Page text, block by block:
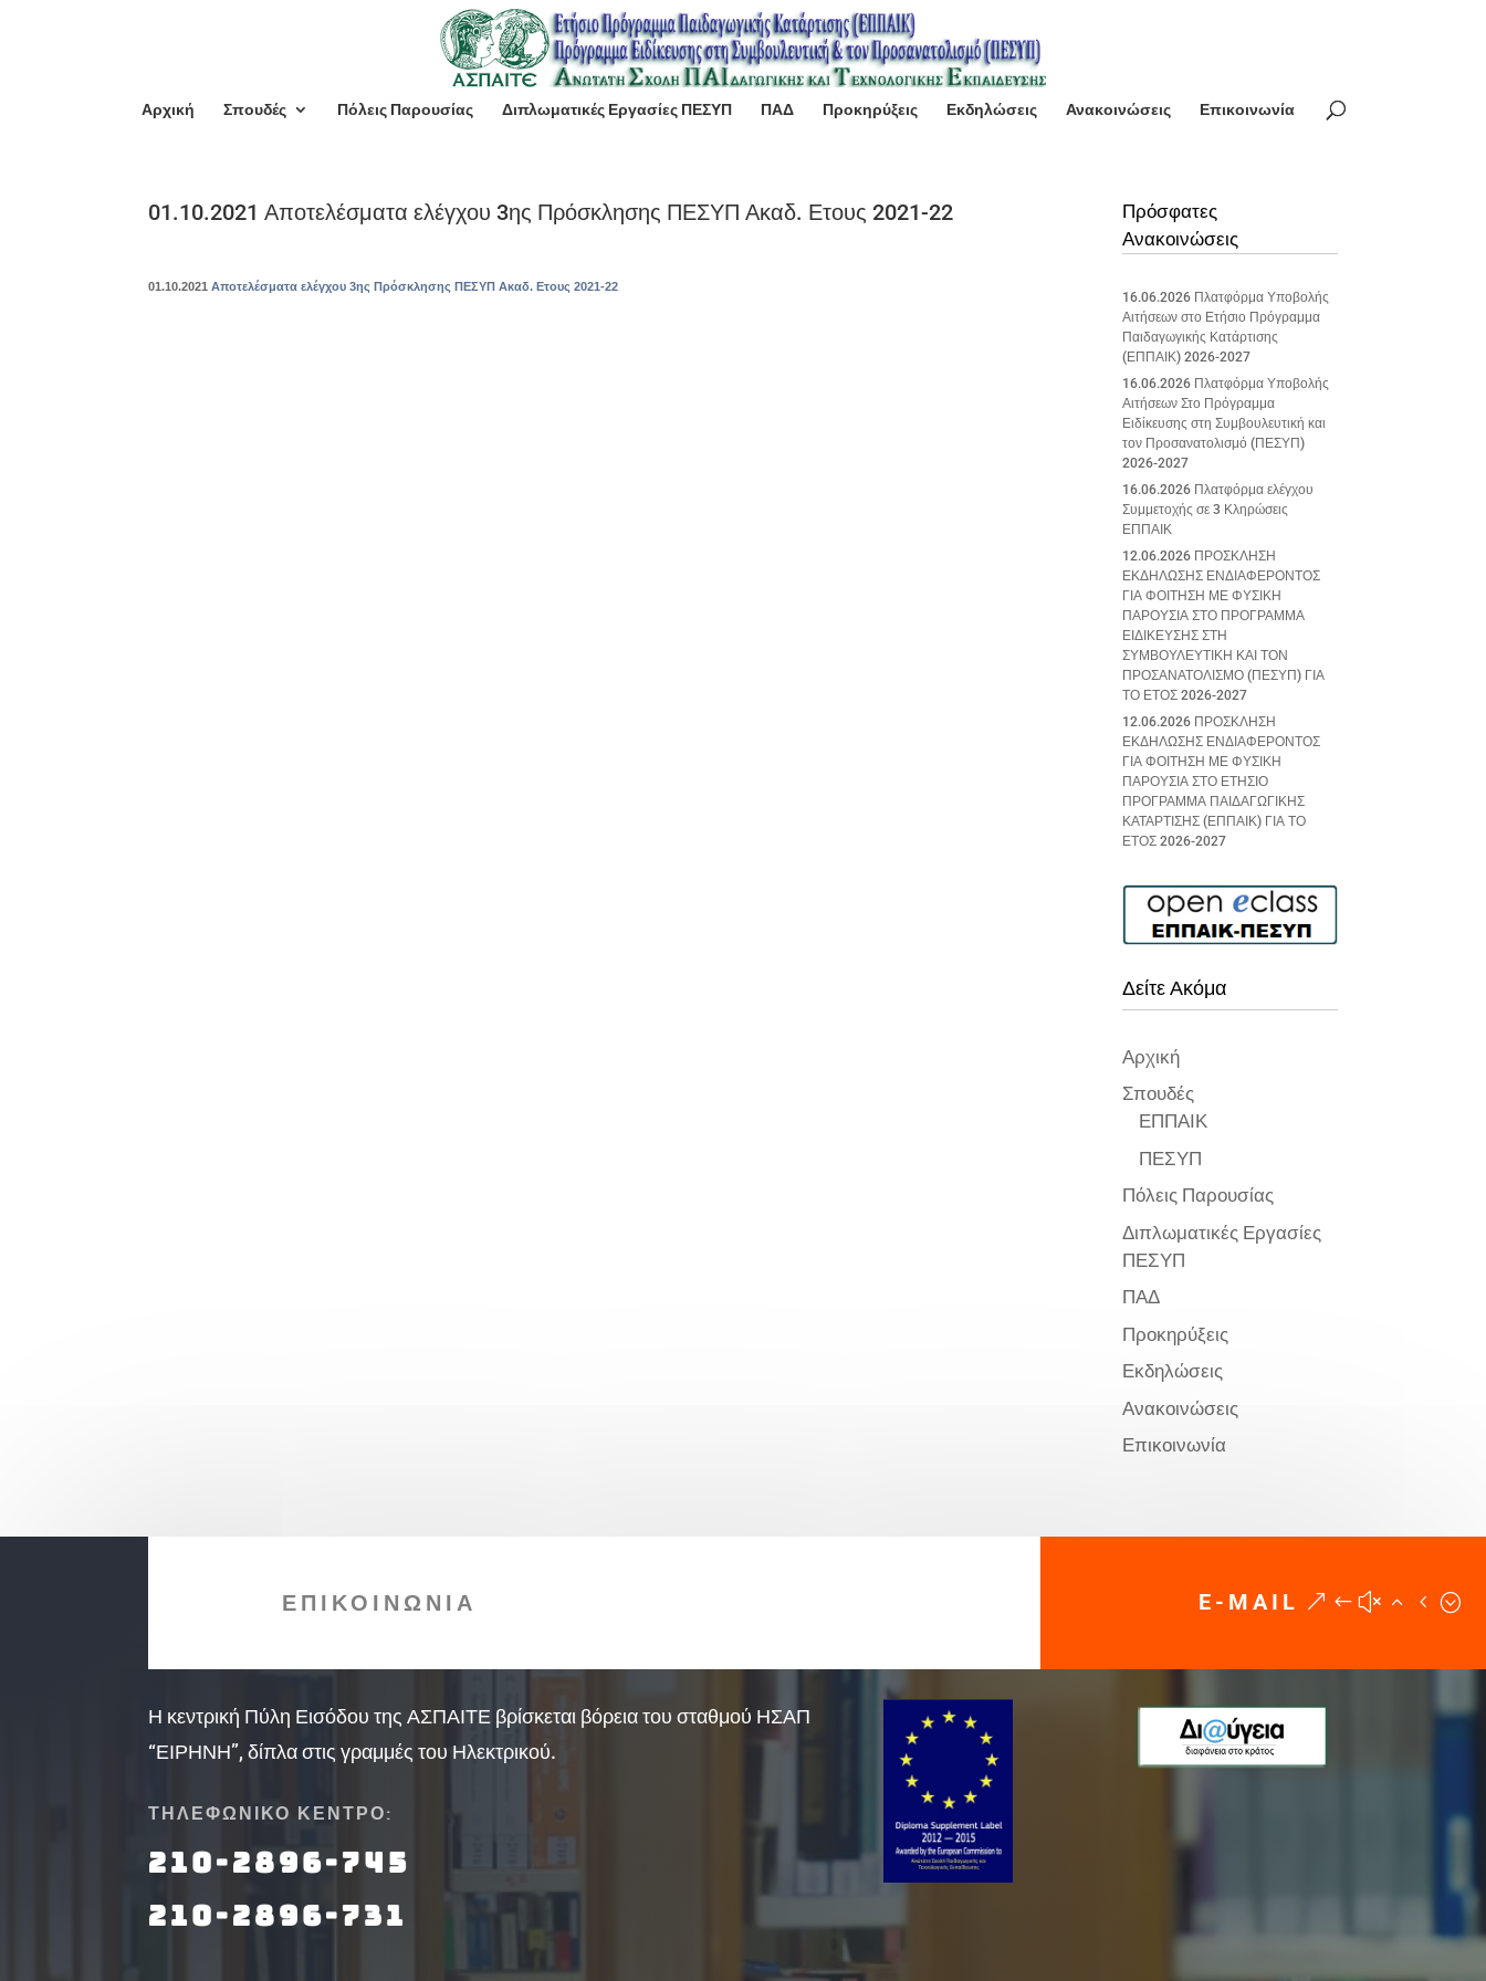
Αρχική Σπουδές Πόλεις Παρουσίας Διπλωματικές Εργασίες ΠΕΣΥΠ ΠΑΔ Προκηρύξεις Εκδηλώσεις Ανακοινώσεις Επικοινωνία
01.10.2021 Αποτελέσματα ελέγχου 3ης Πρόσκλησης ΠΕΣΥΠ Ακαδ. Ετους 2021-22
01.10.2021 Αποτελέσματα ελέγχου 3ης Πρόσκλησης ΠΕΣΥΠ Ακαδ. Ετους 2021-22
Πρόσφατες
Ανακοινώσεις
16.06.2026 Πλατφόρμα Υποβολής
Αιτήσεων στο Ετήσιο Πρόγραμμα
Παιδαγωγικής Κατάρτισης
(ΕΠΠΑΙΚ) 2026-2027
16.06.2026 Πλατφόρμα Υποβολής
Αιτήσεων Στο Πρόγραμμα
Ειδίκευσης στη Συμβουλευτική και
τον Προσανατολισμό (ΠΕΣΥΠ)
2026-2027
16.06.2026 Πλατφόρμα ελέγχου
Συμμετοχής σε 3 Κληρώσεις
ΕΠΠΑΙΚ
12.06.2026 ΠΡΟΣΚΛΗΣΗ
ΕΚΔΗΛΩΣΗΣ ΕΝΔΙΑΦΕΡΟΝΤΟΣ
ΓΙΑ ΦΟΙΤΗΣΗ ΜΕ ΦΥΣΙΚΗ
ΠΑΡΟΥΣΙΑ ΣΤΟ ΠΡΟΓΡΑΜΜΑ
ΕΙΔΙΚΕΥΣΗΣ ΣΤΗ
ΣΥΜΒΟΥΛΕΥΤΙΚΗ ΚΑΙ ΤΟΝ
ΠΡΟΣΑΝΑΤΟΛΙΣΜΟ (ΠΕΣΥΠ) ΓΙΑ
ΤΟ ΕΤΟΣ 2026-2027
12.06.2026 ΠΡΟΣΚΛΗΣΗ
ΕΚΔΗΛΩΣΗΣ ΕΝΔΙΑΦΕΡΟΝΤΟΣ
ΓΙΑ ΦΟΙΤΗΣΗ ΜΕ ΦΥΣΙΚΗ
ΠΑΡΟΥΣΙΑ ΣΤΟ ΕΤΗΣΙΟ
ΠΡΟΓΡΑΜΜΑ ΠΑΙΔΑΓΩΓΙΚΗΣ
ΚΑΤΑΡΤΙΣΗΣ (ΕΠΠΑΙΚ) ΓΙΑ ΤΟ
ΕΤΟΣ 2026-2027
Δείτε Ακόμα
Αρχική
Σπουδές
ΕΠΠΑΙΚ
ΠΕΣΥΠ
Πόλεις Παρουσίας
Διπλωματικές Εργασίες
ΠΕΣΥΠ
ΠΑΔ
Προκηρύξεις
Εκδηλώσεις
Ανακοινώσεις
Επικοινωνία
ΕΠΙΚΟΙΝΩΝΙΑ E-MAIL
Η κεντρική Πύλη Εισόδου της ΑΣΠΑΙΤΕ βρίσκεται βόρεια του σταθμού ΗΣΑΠ
“ΕΙΡΗΝΗ”, δίπλα στις γραμμές του Ηλεκτρικού.
ΤΗΛΕΦΩΝΙΚΟ ΚΕΝΤΡΟ:
210-2896-745
210-2896-731